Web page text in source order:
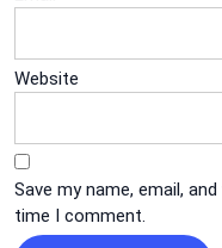
Website
Save my name, email,
time I comment.